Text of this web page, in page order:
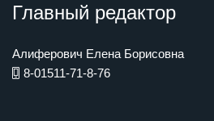
Главный редактор
Алиферович Елена Борисовна
8-01511-71-8-76